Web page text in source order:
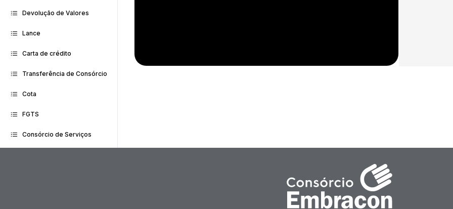
Devolução de Valores
Lance
Carta de crédito
Transferência de Consórcio
Cota
FGTS
Consórcio de Serviços